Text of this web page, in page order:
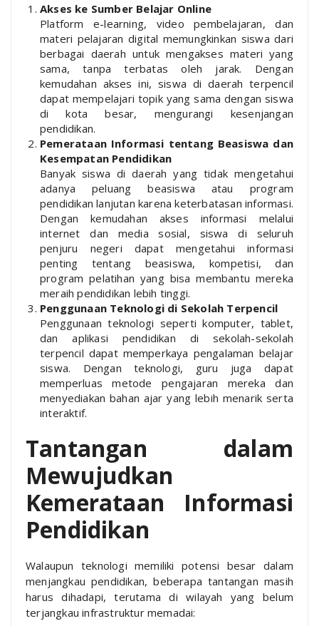
Akses ke Sumber Belajar Online
Platform e-learning, video pembelajaran, dan
materi pelajaran digital memungkinkan siswa dari
berbagai daerah untuk mengakses materi yang
sama, tanpa terbatas oleh jarak. Dengan
kemudahan akses ini, siswa di daerah terpencil
dapat mempelajari topik yang sama dengan siswa
di kota besar, mengurangi kesenjangan
pendidikan.
Pemerataan Informasi tentang Beasiswa dan
Kesempatan Pendidikan
Banyak siswa di daerah yang tidak mengetahui
adanya peluang beasiswa atau program
pendidikan lanjutan karena keterbatasan informasi.
Dengan kemudahan akses informasi melalui
internet dan media sosial, siswa di seluruh
penjuru negeri dapat mengetahui informasi
penting tentang beasiswa, kompetisi, dan
program pelatihan yang bisa membantu mereka
meraih pendidikan lebih tinggi.
Penggunaan Teknologi di Sekolah Terpencil
Penggunaan teknologi seperti komputer, tablet,
dan aplikasi pendidikan di sekolah-sekolah
terpencil dapat memperkaya pengalaman belajar
siswa. Dengan teknologi, guru juga dapat
memperluas metode pengajaran mereka dan
menyediakan bahan ajar yang lebih menarik serta
interaktif.
Tantangan dalam
Mewujudkan
Kemerataan Informasi
Pendidikan
Walaupun teknologi memiliki potensi besar dalam
menjangkau pendidikan, beberapa tantangan masih
harus dihadapi, terutama di wilayah yang belum
terjangkau infrastruktur memadai: